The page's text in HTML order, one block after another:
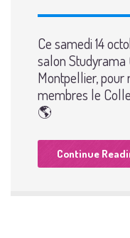
Ce samedi 14
salon Studyrama
Montpellier, pour
membres le
🌎
Continue